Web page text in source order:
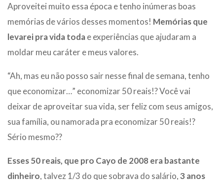
Aproveitei muito essa época e tenho inúmeras boas
memórias de vários desses momentos! Memórias que
levarei pra vida todae experiências que ajudaram a
moldar meu caráter e meus valores.
“Ah, mas eu não posso sair nesse final de semana, tenho
que economizar…” economizar 50 reais!? Você vai
deixar de aproveitar sua vida, ser feliz com seus amigos,
sua família, ou namorada pra economizar 50 reais!?
Sério mesmo??
Esses 50 reais, que pro Cayo de 2008 era bastante
dinheiro, talvez 1/3 do que sobrava do salário,3 anos